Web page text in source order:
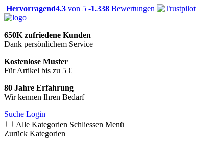
Hervorragend4.3 von 5 -1.338 Bewertungen
650K zufriedene Kunden
Dank persönlichem Service
Kostenlose Muster
Für Artikel bis zu 5 €
80 Jahre Erfahrung
Wir kennen Ihren Bedarf
Suche Login
Alle Kategorien Schliessen Menü
Zurück Kategorien